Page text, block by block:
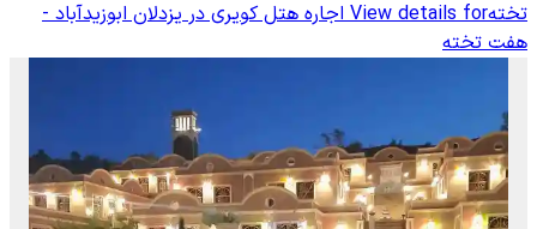
تختهView details for اجاره هتل کویری در یزدلان ابوزیدآباد -
هفت تخته